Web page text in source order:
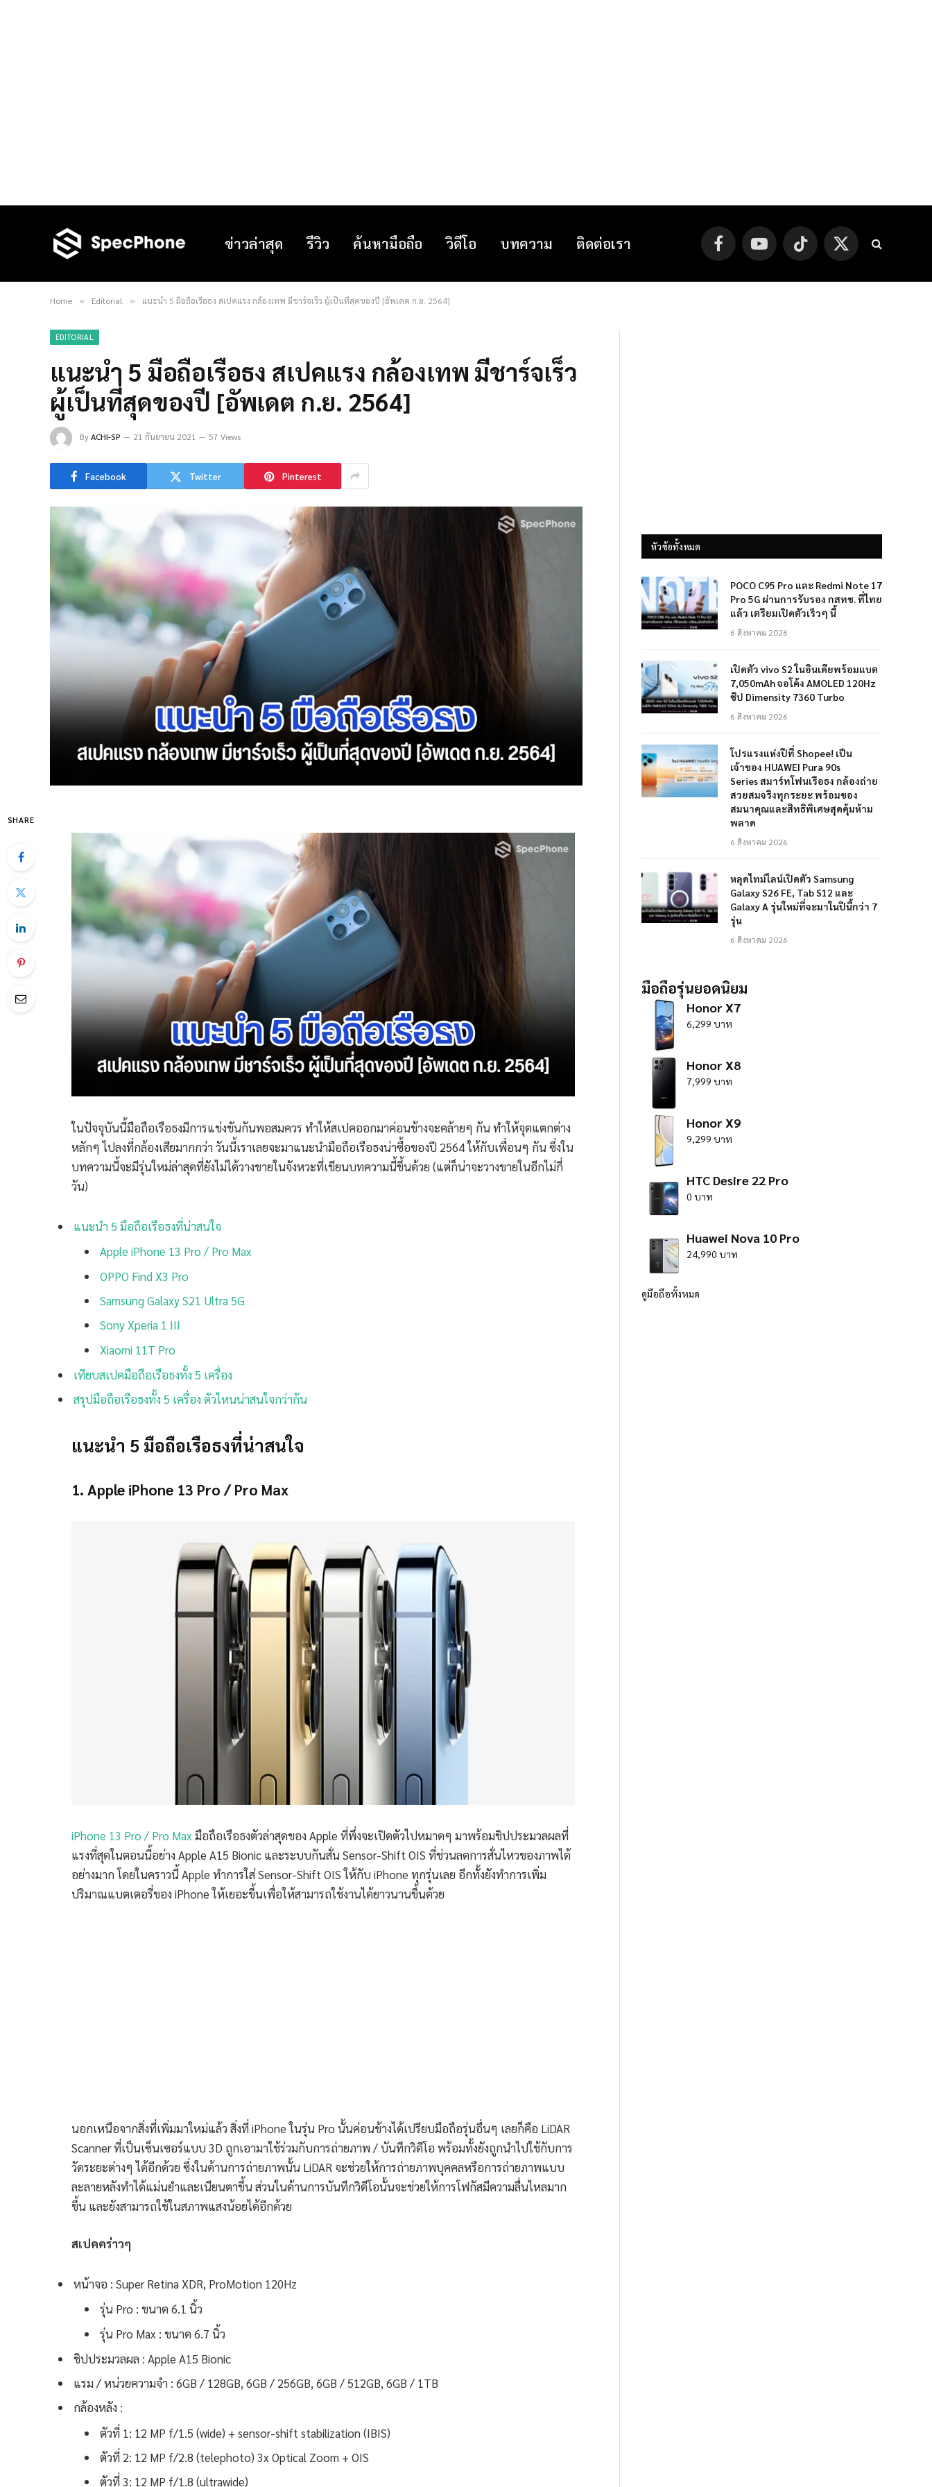
ข่าวล่าสุด รีวิว ค้นหามือถือ วิดีโอ บทความ ติดต่อเรา FacebookYouTube TikTok
X
(Twitter)
Home » Editorial » แนะนำ 5 มือถือเรือธง สเปคแรง กล้องเทพ มีชาร์จเร็ว ผู้เป็นที่สุดของปี [อัพเดต ก.ย. 2564]
EDITORIAL
แนะนำ 5 มือถือเรือธง สเปคแรง กล้องเทพ มีชาร์จเร็ว
ผู้เป็นที่สุดของปี [อัพเดต ก.ย. 2564]
ByACHI-SP 21 กันยายน 2021 57 Views
Facebook Twitter Pinterest
SHARE
ในปัจจุบันนี้มือถือเรือธงมีการแข่งขันกันพอสมควร ทำให้สเปคออกมาค่อนข้างจะคล้ายๆ กัน ทำให้จุดแตกต่าง
หลักๆ ไปลงที่กล้องเสียมากกว่า วันนี้เราเลยจะมาแนะนำมือถือเรือธงน่าซื้อของปี 2564 ให้กับเพื่อนๆ กัน ซึ่งใน
บทความนี้จะมีรุ่นใหม่ล่าสุดที่ยังไม่ได้วางขายในจังหวะที่เขียนบทความนี้ขึ้นด้วย (แต่ก็น่าจะวางขายในอีกไม่กี่
วัน)
แนะนำ 5 มือถือเรือธงที่น่าสนใจ
Apple iPhone 13 Pro / Pro Max
OPPO Find X3 Pro
Samsung Galaxy S21 Ultra 5G
Sony Xperia 1 III
Xiaomi 11T Pro
เทียบสเปคมือถือเรือธงทั้ง 5 เครื่อง
สรุปมือถือเรือธงทั้ง 5 เครื่อง ตัวไหนน่าสนใจกว่ากัน
แนะนำ 5 มือถือเรือธงที่น่าสนใจ
1. Apple iPhone 13 Pro / Pro Max
iPhone 13 Pro / Pro Maxมือถือเรือธงตัวล่าสุดของ Apple ที่พึ่งจะเปิดตัวไปหมาดๆ มาพร้อมชิปประมวลผลที่
แรงที่สุดในตอนนี้อย่าง Apple A15 Bionic และระบบกันสั่น Sensor-Shift OIS ที่ช่วนลดการสั่นไหวของภาพได้
อย่างมาก โดยในคราวนี้ Apple ทำการใส่ Sensor-Shift OIS ให้กับ iPhone ทุกรุ่นเลย อีกทั้งยังทำการเพิ่ม
ปริมาณแบตเตอรี่ของ iPhone ให้เยอะขึ้นเพื่อให้สามารถใช้งานได้ยาวนานขึ้นด้วย
นอกเหนือจากสิ่งที่เพิ่มมาใหม่แล้ว สิ่งที่ iPhone ในรุ่น Pro นั้นค่อนข้างได้เปรียบมือถือรุ่นอื่นๆ เลยก็คือ LiDAR
Scanner ที่เป็นเซ็นเซอร์แบบ 3D ถูกเอามาใช้ร่วมกับการถ่ายภาพ / บันทึกวิดีโอ พร้อมทั้งยังถูกนำไปใช้กับการ
วัดระยะต่างๆ ได้อีกด้วย ซึ่งในด้านการถ่ายภาพนั้น LiDAR จะช่วยให้การถ่ายภาพบุคคลหรือการถ่ายภาพแบบ
ละลายหลังทำได้แม่นยำและเนียนตาขึ้น ส่วนในด้านการบันทึกวิดีโอนั้นจะช่วยให้การโฟกัสมีความลื่นไหลมาก
ขึ้น และยังสามารถใช้ในสภาพแสงน้อยได้อีกด้วย
สเปคคร่าวๆ
หน้าจอ : Super Retina XDR, ProMotion 120Hz
รุ่น Pro : ขนาด 6.1 นิ้ว
รุ่น Pro Max : ขนาด 6.7 นิ้ว
ชิปประมวลผล : Apple A15 Bionic
แรม / หน่วยความจำ : 6GB / 128GB, 6GB / 256GB, 6GB / 512GB, 6GB / 1TB
กล้องหลัง :
ตัวที่ 1: 12 MP f/1.5 (wide) + sensor-shift stabilization (IBIS)
ตัวที่ 2: 12 MP f/2.8 (telephoto) 3x Optical Zoom + OIS
ตัวที่ 3: 12 MP f/1.8 (ultrawide)
หัวข้อทั้งหมด
POCO C95 Pro และ Redmi Note 17
Pro 5G ผ่านการรับรอง กสทช. ที่ไทย
แล้ว เตรียมเปิดตัวเร็วๆ นี้
6 สิงหาคม 2026
เปิดตัว vivo S2 ในอินเดียพร้อมแบต
7,050mAh จอโค้ง AMOLED 120Hz
ชิป Dimensity 7360 Turbo
6 สิงหาคม 2026
โปรแรงแห่งปีที่ Shopee! เป็น
เจ้าของ HUAWEI Pura 90s
Series สมาร์ทโฟนเรือธง กล้องถ่าย
สวยสมจริงทุกระยะ พร้อมของ
สมนาคุณและสิทธิพิเศษสุดคุ้มห้าม
พลาด
6 สิงหาคม 2026
หลุดไทม์ไลน์เปิดตัว Samsung
Galaxy S26 FE, Tab S12 และ
Galaxy A รุ่นใหม่ที่จะมาในปีนี้กว่า 7
รุ่น
6 สิงหาคม 2026
มือถือรุ่นยอดนิยม
Honor X7
6,299 บาท
Honor X8
7,999 บาท
Honor X9
9,299 บาท
HTC Desire 22 Pro
0 บาท
Huawei Nova 10 Pro
24,990 บาท
ดูมือถือทั้งหมด